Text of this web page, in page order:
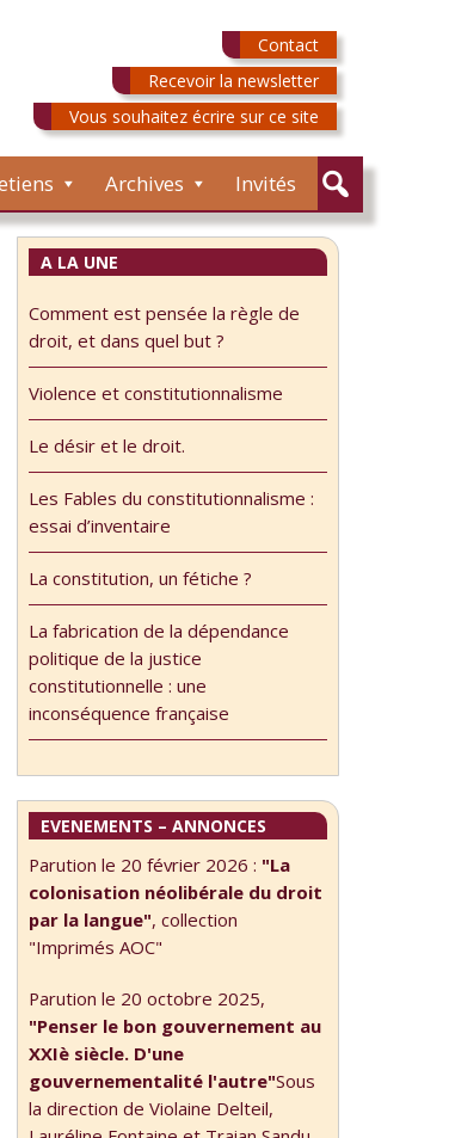
Contact
Recevoir la newsletter
Vous souhaitez écrire sur ce site
Invités
Archives
A LA UNE
Comment est pensée la règle de
droit, et dans quel but ?
Violence et constitutionnalisme
Le désir et le droit.
Les Fables du constitutionnalisme :
essai d’inventaire
La constitution, un fétiche ?
La fabrication de la dépendance
politique de la justice
constitutionnelle : une
inconséquence française
EVENEMENTS – ANNONCES
Parution le 20 février 2026 : "La
colonisation néolibérale du droit
par la langue", collection
"Imprimés AOC"
Parution le 20 octobre 2025,
"Penser le bon gouvernement au
XXIè siècle. D'une
gouvernementalité l'autre"Sous
la direction de Violaine Delteil,